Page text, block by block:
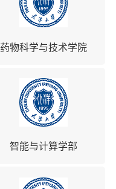
药物科学与技术学院
智能与计算学部